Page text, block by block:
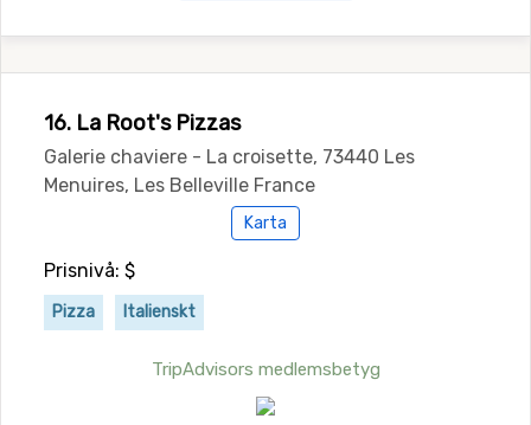
16. La Root's Pizzas
Galerie chaviere - La croisette, 73440 Les
Menuires, Les Belleville France
Karta
Prisnivå: $
Pizza Italienskt
TripAdvisors medlemsbetyg